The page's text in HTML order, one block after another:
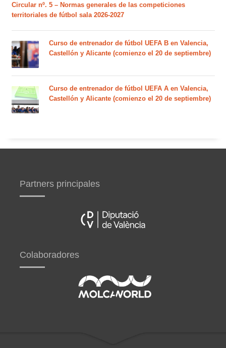
Circular nº. 5 – Normas generales de las competiciones
territoriales de fútbol sala 2026-2027
Curso de entrenador de fútbol UEFA B en Valencia,
Castellón y Alicante (comienzo el 20 de septiembre)
Curso de entrenador de fútbol UEFA A en Valencia,
Castellón y Alicante (comienzo el 20 de septiembre)
Partners principales
Colaboradores